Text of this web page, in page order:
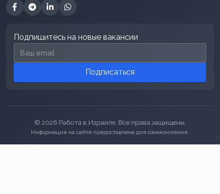
Подпишитесь на новые вакансии
Email для подписки
Подписаться
© 2026 Работа в Израиле. Все права защищены.
Информация на сайте предоставлена для ознакомления.